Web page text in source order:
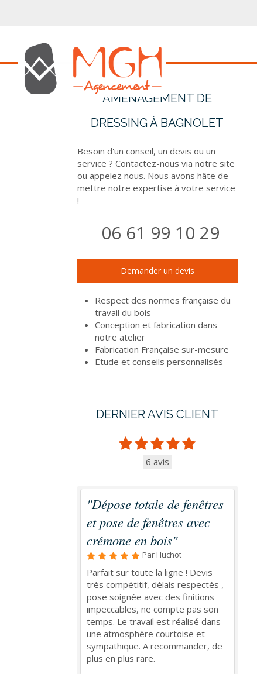
AMÉNAGEMENT DE
DRESSING À BAGNOLET
Besoin d'un conseil, un devis ou un
service ? Contactez-nous via notre site
ou appelez nous. Nous avons hâte de
mettre notre expertise à votre service
!
06 61 99 10 29
Demander un devis
Respect des normes française du
travail du bois
Conception et fabrication dans
notre atelier
Fabrication Française sur-mesure
Etude et conseils personnalisés
DERNIER AVIS CLIENT
6 avis
"Dépose totale de fenêtres
et pose de fenêtres avec
crémone en bois"
Par Huchot
Parfait sur toute la ligne ! Devis
très compétitif, délais respectés ,
pose soignée avec des finitions
impeccables, ne compte pas son
temps. Le travail est réalisé dans
une atmosphère courtoise et
sympathique. A recommander, de
plus en plus rare.